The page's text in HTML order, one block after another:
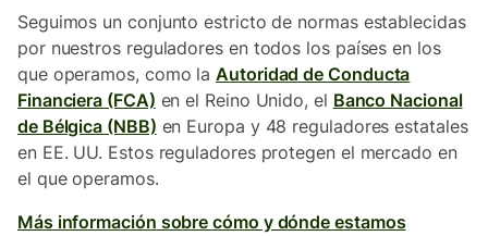
Seguimos un conjunto estricto de normas establecidas
por nuestros reguladores en todos los países en los
que operamos, como laAutoridad de Conducta
Financiera (FCA) en el Reino Unido, el Banco Nacional
de Bélgica (NBB) en Europa y 48 reguladores estatales
en EE. UU. Estos reguladores protegen el mercado en
el que operamos.
Más información sobre cómo y dónde estamos